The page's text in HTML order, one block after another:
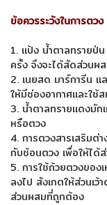
ข้อควรระวังในการตวง
1. แป้ง น้ำตาลทรายป่
ครั้ง จึงจะได้สัดส่วนผ
2. เนยสด มาร์การีน แ
ให้มีช่องอากาศและใช้
3. น้ำตาลทรายแดงมัก
หรือตวง
4. การตวงสารเสริม
กับช้อนตวง เพื่อให้ได้
5. การใช้ถ้วยตวงของ
ลงไป สังเกตให้ส่วนเ
ส่วนผสมที่ถูกต้อง